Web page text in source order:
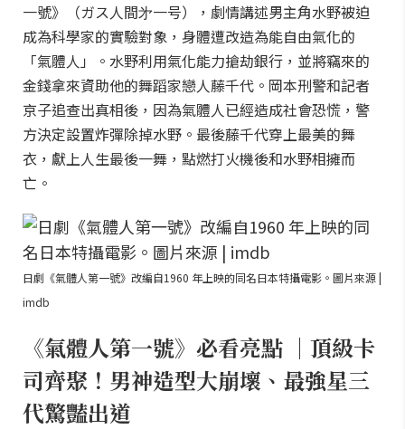
一號》（ガス人間㐧一号），劇情講述男主角水野被迫
成為科學家的實驗對象，身體遭改造為能自由氣化的
「氣體人」。水野利用氣化能力搶劫銀行，並將竊來的
金錢拿來資助他的舞蹈家戀人藤千代。岡本刑警和記者
京子追查出真相後，因為氣體人已經造成社會恐慌，警
方決定設置炸彈除掉水野。最後藤千代穿上最美的舞
衣，獻上人生最後一舞，點燃打火機後和水野相擁而
亡。
日劇《氣體人第一號》改編自1960 年上映的同名日本特攝電影。圖片來源 |
imdb
《氣體人第一號》必看亮點 ｜頂級卡
司齊聚！男神造型大崩壞、最強星三
代驚豔出道